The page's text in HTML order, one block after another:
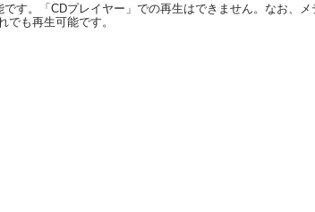
す。「CDプレイヤー」での再生はできません。なお、
でも再生可能です。